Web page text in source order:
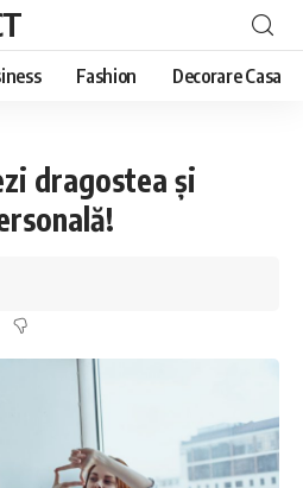
Fashion Decorare Casa
dragostea și